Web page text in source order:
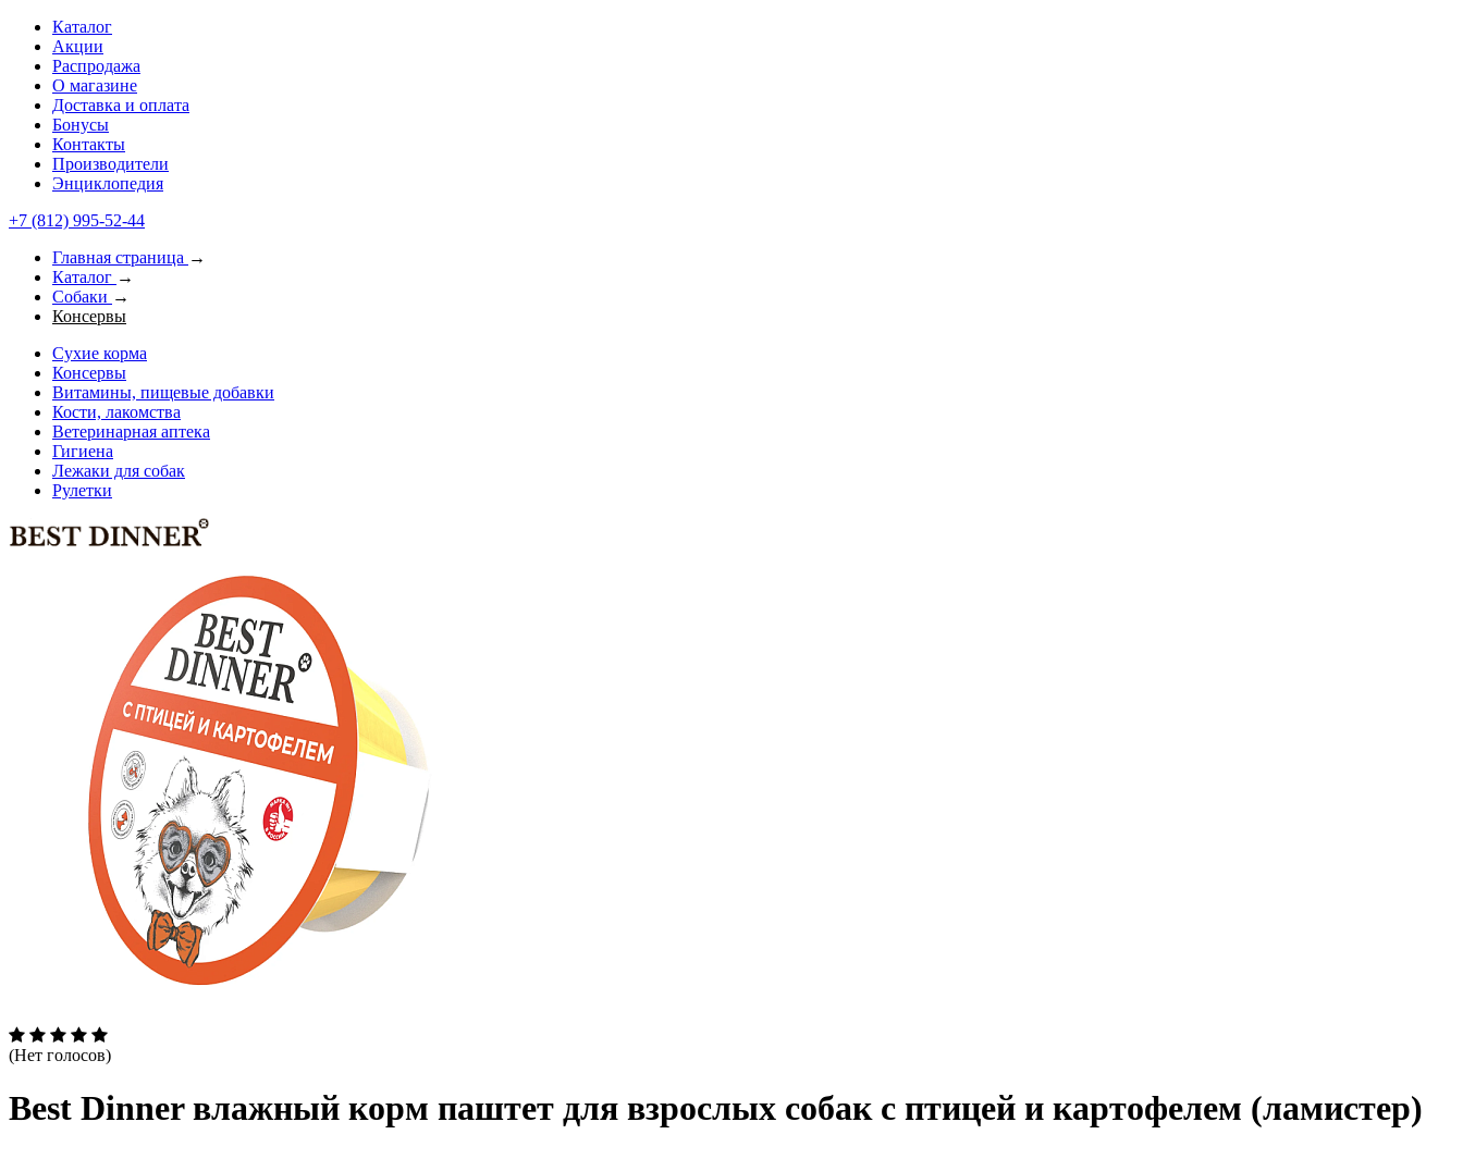
Каталог
Акции
Распродажа
О магазине
Доставка и оплата
Бонусы
Контакты
Производители
Энциклопедия
+7 (812) 995-52-44
Главная страница →
Каталог →
Собаки →
Консервы
Сухие корма
Консервы
Витамины, пищевые добавки
Кости, лакомства
Ветеринарная аптека
Гигиена
Лежаки для собак
Рулетки
(Нет голосов)
Best Dinner влажный корм паштет для взрослых собак с птицей и картофелем (ламистер)